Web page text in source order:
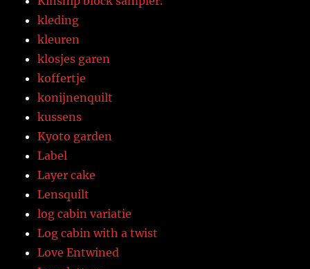
kleding
kleuren
klosjes garen
koffertje
konijnenquilt
kussens
Kyoto garden
Label
Layer cake
Lensquilt
log cabin variatie
Log cabin with a twist
Love Entwined